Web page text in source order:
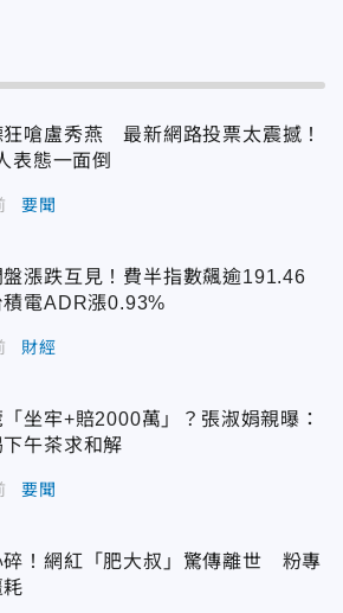
狂嗆盧秀燕 最新網路投票太震撼！
表態一面倒
要聞
盤漲跌互見！費半指數飆逾191.46
電ADR漲0.93%
財經
坐牢+賠2000萬」？張淑娟親曝：
午茶求和解
要聞
碎！網紅「肥大叔」驚傳離世 粉專